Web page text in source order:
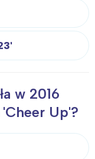
w 2016
Up'?